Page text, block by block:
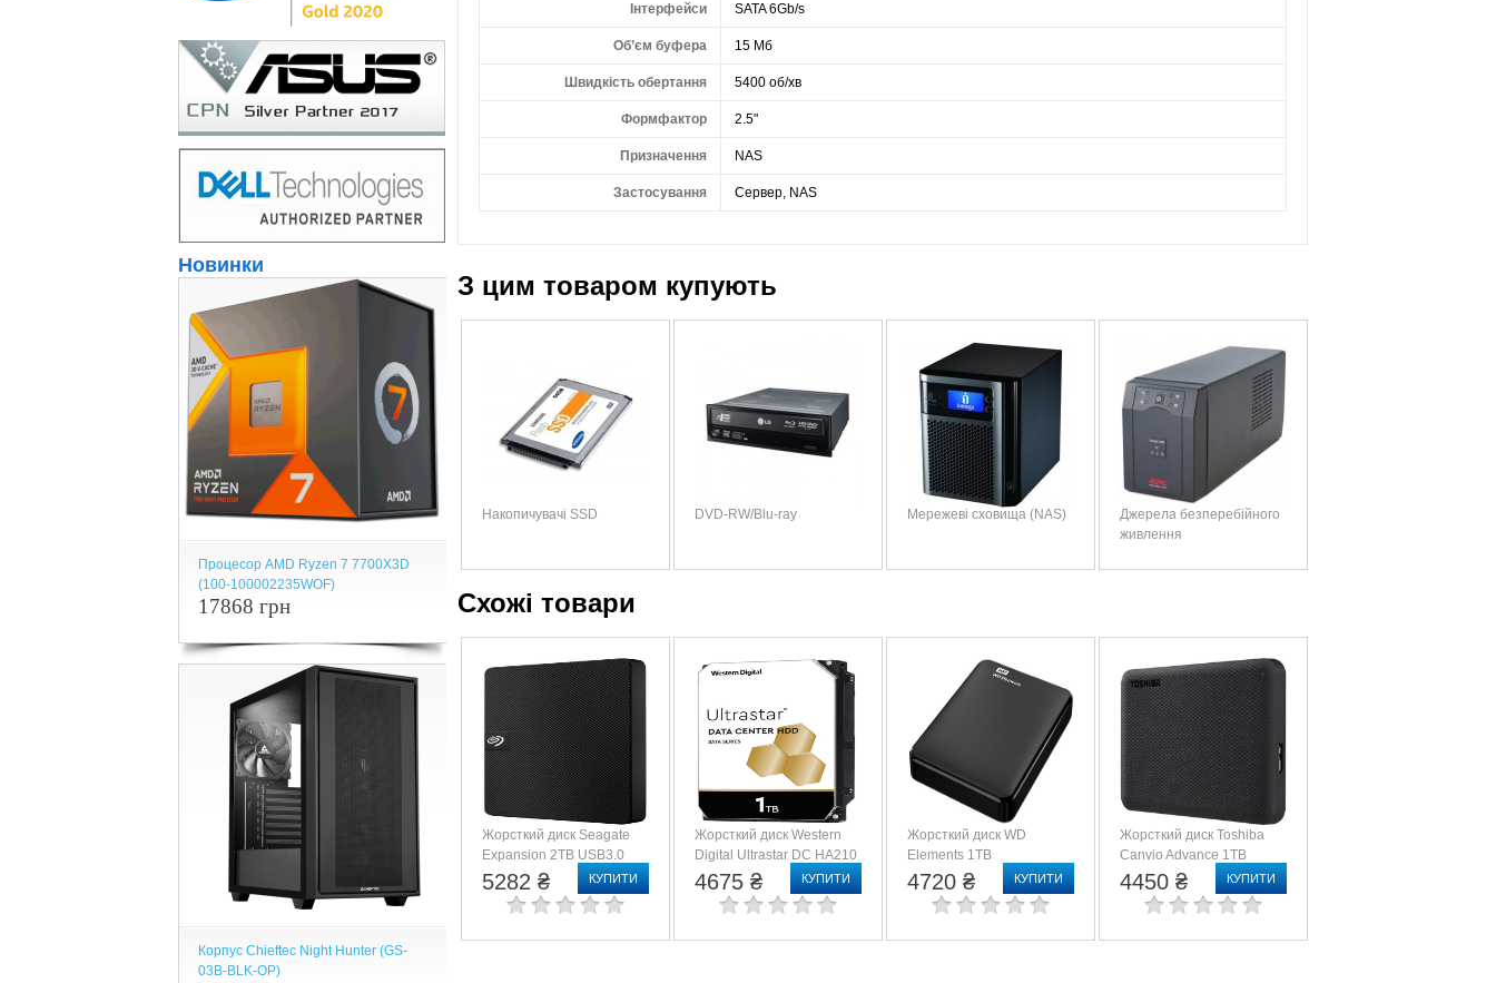
Новинки
Процесор AMD Ryzen 7 7700X3D
(100-100002235WOF)
17868 грн
Корпус Chieftec Night Hunter (GS-
03B-BLK-OP)
Інтерфейси SATA 6Gb/s
Об’єм буфера 15 Мб
Швидкість обертання 5400 об/хв
Формфактор 2.5"
Призначення NAS
Застосування Сервер, NAS
З цим товаром купують
Накопичувачі SSD DVD-RW/Blu-ray Мережеві сховища (NAS)
Джерела безперебійного
живлення
Схожі товари
Жорсткий диск Seagate
Expansion 2TB USB3.0
(STKM2000400)
5282 ₴ КУПИТИ
Жорсткий диск Western
Digital Ultrastar DC HA210
(HUS722T1TALA604/1W10001)
4675 ₴ КУПИТИ
Жорсткий диск WD
Elements 1TB
(WDBUZG0010BBK)
4720 ₴ КУПИТИ
Жорсткий диск Toshiba
Canvio Advance 1TB
(HDTCA10EK3AA)
4450 ₴ КУПИТИ